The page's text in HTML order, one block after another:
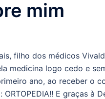
mim
filho dos médicos
medicina logo cedo e
ano, ao receber o
E graças